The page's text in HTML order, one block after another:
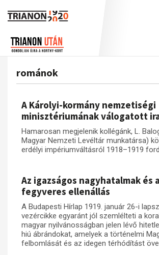
A békerendszer
Galéria
Adatbázis
Emlékművek (feltöltés
Visszhang
Kapcsolat
Trianon-kommentár
Dokumentumok
A trianoni szerződés
Műhelymunkák
románok
A Károlyi-kormány nemzetiségi
minisztériumának válogatott
Hamarosan megjelenik kollégánk, L.
Magyar Nemzeti Levéltár munkatársa)
erdélyi impériumváltásról 1918–1919
Az igazságos nagyhatalmak és a
fegyveres ellenállás
A Budapesti Hírlap 1919. január 26-i
vezércikke egyaránt jól szemlélteti a
magyar nyilvánosságban jelen lévő
hiú ábrándokat, amelyek a történelmi
felbomlását és az idegen térhódítást